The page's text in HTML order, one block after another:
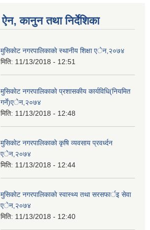
ऐन, कानुन तथा निर्देशिका
मुसिकाेट नगरपालिकाकाे स्थानीय शिक्षा एेन,२०७४
मिति: 11/13/2018 - 12:51
मुसिकाेट नगरपालिकाकाे प्रशासकीय कार्यविधि(नियमित
गर्ने)एेन,२०७४
मिति: 11/13/2018 - 12:48
मुसिकाेट नगरपालिकाकाे कृषि व्यवसाय प्रवर्ध्दन
एेन,२०७४
मिति: 11/13/2018 - 12:44
मुसिकाेट नगरपालिकाकाे स्वास्थ्य तथा सरसफार्इ सेवा
एेन,२०७४
मिति: 11/13/2018 - 12:40